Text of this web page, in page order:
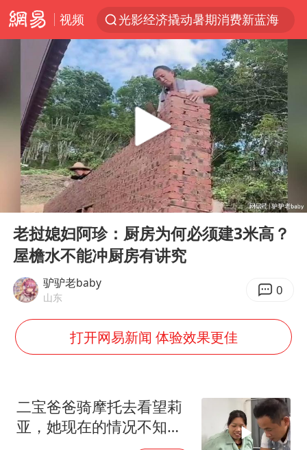
视频
光影经济撬动暑期消费新蓝海
郑丽文：台湾从来没有“独立”过
新疆优化调整景区内自驾服务费
茅台部分直营店飞天茅台提价
白海豚将正面袭击贯穿浙江
情侣平潭拍日出坠崖1死1伤
酒店回应车内过夜被收150元
黄金牛市回来了吗
酒店花洒现排泄物住客索赔遭拒
杭州全市有序停课
泰国初中生饮弹自尽前开了26枪
台当局重金为“台独”织“皇帝新衣”
几元成本的AI广告导致千万市值蒸发
Play
00:00 16:59
老挝媳妇阿珍：厨房为何必须建3米高？
屋檐水不能冲厨房有讲究
驴驴老baby
山东 0
打开网易新闻 体验效果更佳
二宝爸爸骑摩托去看望莉
亚，她现在的情况不知道